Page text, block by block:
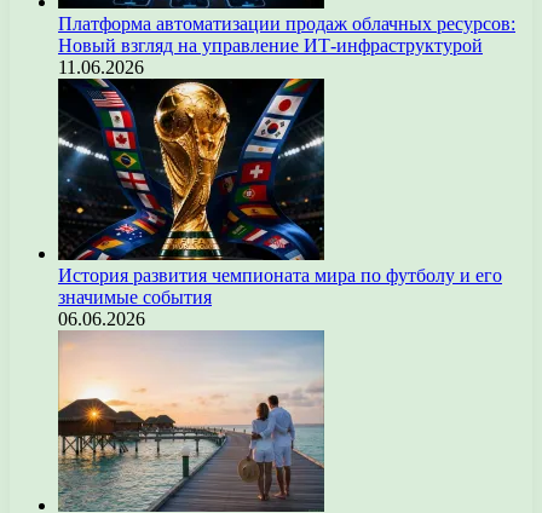
Платформа автоматизации продаж облачных ресурсов:
Новый взгляд на управление ИТ-инфраструктурой
11.06.2026
История развития чемпионата мира по футболу и его
значимые события
06.06.2026